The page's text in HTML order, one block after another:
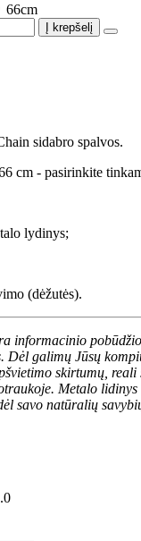
66cm
Į krepšelį
sidabro spalvos.
cm - pasirinkite
lydinys;
(dėžutės).
informacinio
Dėl galimų Jūsų
skirtumų,
Metalo
savo natūralių